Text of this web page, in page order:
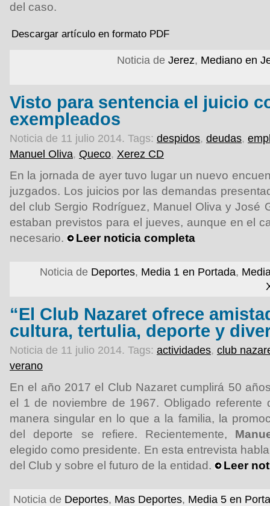
del caso.
Descargar artículo en formato PDF
Noticia de Jerez, Mediano en
Visto para sentencia el juicio
exempleados
Noticia de 11 julio 2014. Tags: despidos, deudas,
Manuel Oliva, Queco, Xerez CD
En la jornada de ayer tuvo lugar un nuevo
juzgados. Los juicios por las demandas
del club Sergio Rodríguez, Manuel Oliva y José
estaban previstos para el jueves, aunque en el
necesario.
Leer noticia completa
Noticia de Deportes, Media 1 en Portada,
“El Club Nazaret ofrece
cultura, tertulia, deporte y
Noticia de 11 julio 2014. Tags: actividades, club
verano
En el año 2017 el Club Nazaret cumplirá 50
el 1 de noviembre de 1967. Obligado
manera singular en lo que a la familia, la
del deporte se refiere. Recientemente,
elegido como presidente. En esta entrevista
del Club y sobre el futuro de la entidad.
Leer
Noticia de Deportes, Mas Deportes, Media 5 en